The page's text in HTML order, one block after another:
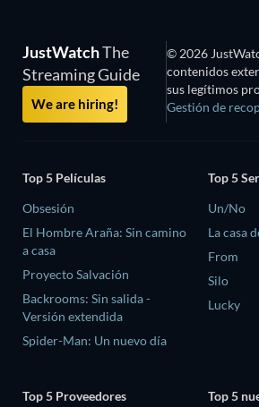
JustWatchThe
Streaming Guide
We are hiring!
© 2026
contenidos
sus legítimos
Gestión de
Top 5 Películas
Obsesión
El Hombre Araña: Sin camino
a casa
Proyecto Salvación
Backrooms: Sin salida -
Versión extendida
Spider-Man: Un nuevo día
Top 5
Un/No
La casa
From
Silo
Lucky
Top 5 Proveedores
Top 5